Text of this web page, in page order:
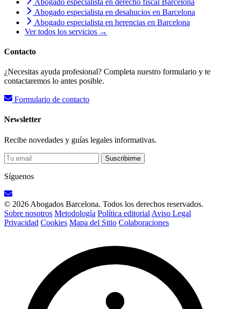
Abogado especialista en desahucios en Barcelona
Abogado especialista en herencias en Barcelona
Ver todos los servicios →
Contacto
¿Necesitas ayuda profesional? Completa nuestro formulario y te
contactaremos lo antes posible.
Formulario de contacto
Newsletter
Recibe novedades y guías legales informativas.
Suscribirme
Síguenos
© 2026 Abogados Barcelona. Todos los derechos reservados.
Sobre nosotros Metodología Política editorial Aviso Legal
Privacidad Cookies Mapa del Sitio Colaboraciones